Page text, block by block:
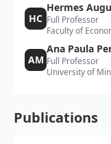
HC
Hermes
Full Professor
Faculty of
AM
Ana Paula
Full Professor
University of
Publications